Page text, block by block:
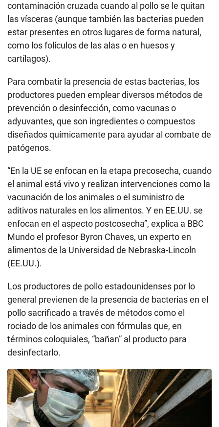
contaminación cruzada cuando al pollo se le quitan
las vísceras (aunque también las bacterias pueden
estar presentes en otros lugares de forma natural,
como los folículos de las alas o en huesos y
cartílagos).
Para combatir la presencia de estas bacterias, los
productores pueden emplear diversos métodos de
prevención o desinfección, como vacunas o
adyuvantes, que son ingredientes o compuestos
diseñados químicamente para ayudar al combate de
patógenos.
“En la UE se enfocan en la etapa precosecha, cuando
el animal está vivo y realizan intervenciones como la
vacunación de los animales o el suministro de
aditivos naturales en los alimentos. Y en EE.UU. se
enfocan en el aspecto postcosecha”, explica a BBC
Mundo el profesor Byron Chaves, un experto en
alimentos de la Universidad de Nebraska-Lincoln
(EE.UU.).
Los productores de pollo estadounidenses por lo
general previenen de la presencia de bacterias en el
pollo sacrificado a través de métodos como el
rociado de los animales con fórmulas que, en
términos coloquiales, “bañan” al producto para
desinfectarlo.